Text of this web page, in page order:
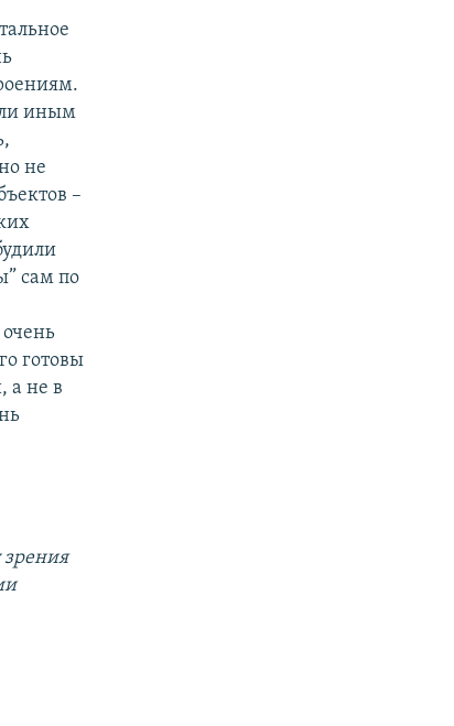
иным
не
–
сам по
готовы
а не в